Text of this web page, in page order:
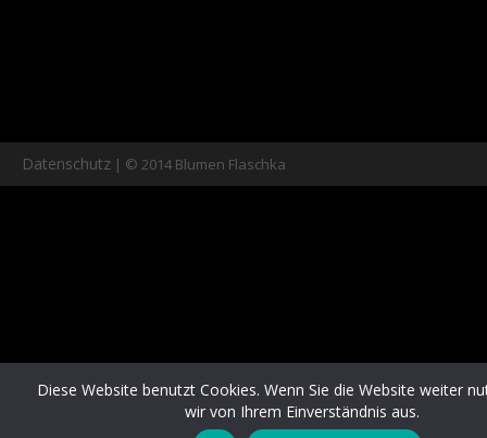
Datenschutz | © 2014 Blumen Flaschka
Diese Website benutzt Cookies. Wenn Sie die Website weiter
wir von Ihrem Einverständnis aus.